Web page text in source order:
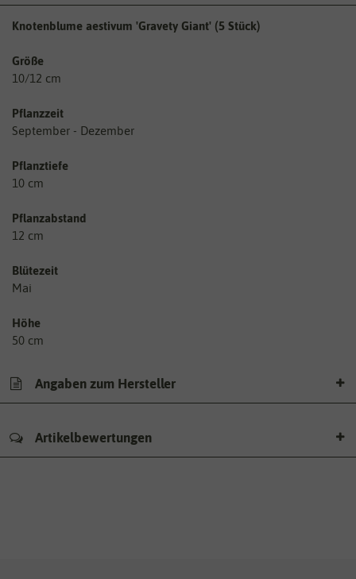
Knotenblume aestivum 'Gravety Giant' (5 Stück)
Größe
10/12 cm
Pflanzzeit
September - Dezember
Pflanztiefe
10 cm
Pflanzabstand
12 cm
Blütezeit
Mai
Höhe
50 cm
Angaben zum Hersteller
Artikelbewertungen